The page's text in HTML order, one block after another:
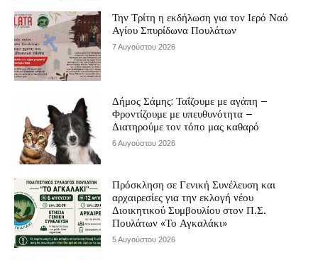
Την Τρίτη η εκδήλωση για τον Ιερό Ναό
Αγίου Σπυρίδωνα Πουλάτων
7 Αυγούστου 2026
Δήμος Σάμης: Ταΐζουμε με αγάπη –
Φροντίζουμε με υπευθυνότητα –
Διατηρούμε τον τόπο μας καθαρό
6 Αυγούστου 2026
Πρόσκληση σε Γενική Συνέλευση και
αρχαιρεσίες για την εκλογή νέου
Διοικητικού Συμβουλίου στον Π.Σ.
Πουλάτων «Το Αγκαλάκι»
5 Αυγούστου 2026